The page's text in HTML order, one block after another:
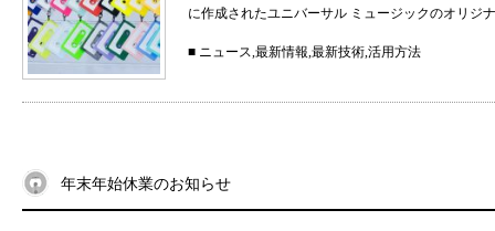
に作成されたユニバーサル ミュージックのオリジ
■ ニュース,最新情報,最新技術,活用方法
年末年始休業のお知らせ